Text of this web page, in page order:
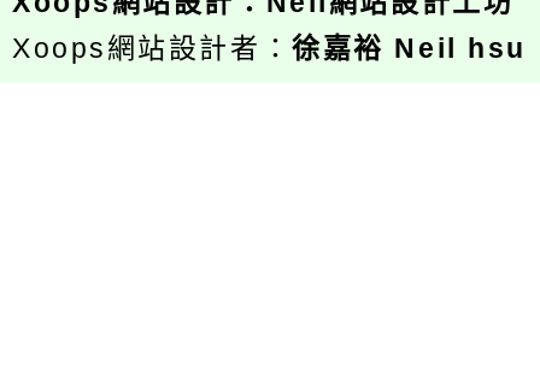
Xoops網站設計者：徐嘉裕 Neil hsu